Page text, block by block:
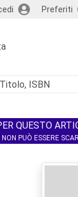
Preferiti
QUESTO
NON PUÒ ESSERE